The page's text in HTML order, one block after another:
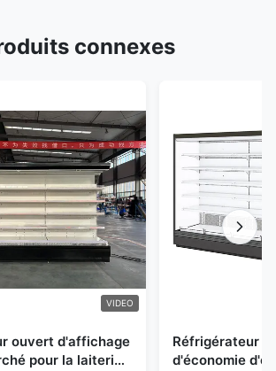
connexes
VIDEO
ouvert d'affichage
pour la laiterie
Réfrigérateur
d'économie